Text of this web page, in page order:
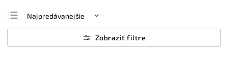
Najpredávanejšie
Najlacnejšie
Najdrahšie